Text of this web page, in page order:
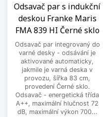
Odsavač par s indukční
deskou Franke Maris
FMA 839 HI Černé sklo
Odsavač par integrovaný do
varné desky - odsávání je
aktivované automaticky,
jakmile je varná deska v
provozu, šířka 83 cm,
provedení Černé sklo.
Odsavač - energetická třída
A++, maximální hlučnost 72
dB, maximální výkon 700...